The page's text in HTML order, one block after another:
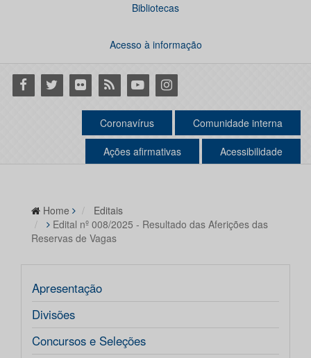
Bibliotecas
Acesso à informação
Facebook
Twitter Flickr RSS YoutubeInstagram
Coronavírus Comunidade interna
Ações afirmativas Acessibilidade
Home
Editais
Edital nº 008/2025 - Resultado das Aferições das
Reservas de Vagas
Apresentação
Divisões
Concursos e Seleções